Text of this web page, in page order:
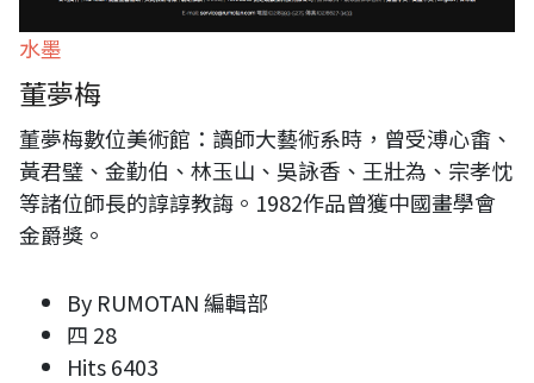
水墨
董夢梅
董夢梅數位美術館：讀師大藝術系時，曾受溥心畬、
黃君璧、金勤伯、林玉山、吳詠香、王壯為、宗孝忱
等諸位師長的諄諄教誨。1982作品曾獲中國畫學會
金爵獎。
By RUMOTAN 編輯部
四 28
Hits6403